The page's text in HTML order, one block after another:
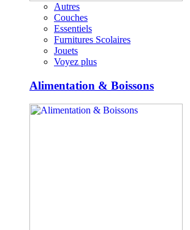
Autres
Couches
Essentiels
Furnitures Scolaires
Jouets
Voyez plus
Alimentation & Boissons